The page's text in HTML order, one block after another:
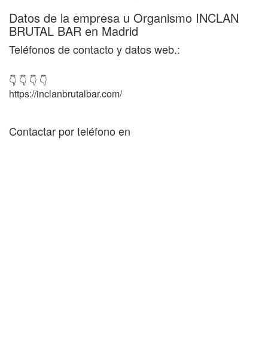
Datos de la empresa u Organismo INCLAN
BRUTAL BAR en Madrid
Teléfonos de contacto y datos web.:
👇 👇 👇 👇
https://inclanbrutalbar.com/
Contactar por teléfono en